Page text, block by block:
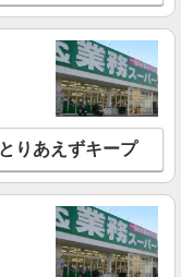
アクセス◎
詳細を見る
働きやすいシニア向
日払い有/週払い有/交
)＞
し/車通勤OK
とりあえずキープ